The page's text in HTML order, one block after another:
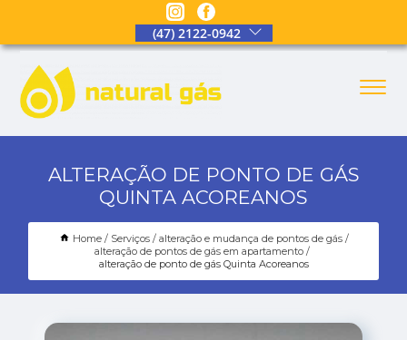
(47) 2122-0942
ALTERAÇÃO DE PONTO DE GÁS
QUINTA ACOREANOS
Home Serviços
alteração e mudança de pontos de gás
alteração de pontos de gás em apartamento
alteração de ponto de gás Quinta Acoreanos